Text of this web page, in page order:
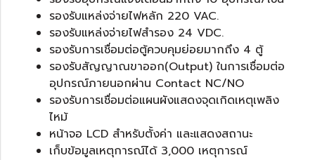
รองรับแหล่งจ่ายไฟหลัก 220 VAC.
รองรับแหล่งจ่ายไฟสำรอง 24 VDC.
รองรับการเชื่อมต่อตู้ควบคุมย่อยมากถึง 4 ตู้
รองรับสัญญาณขาออก(Output) ในการเชื่อมต่อ
อุปกรณ์ภายนอกผ่าน Contact NC/NO
รองรับการเชื่อมต่อแผนผังแสดงจุดเกิดเหตุเพลิง
ไหม้
หน้าจอ LCD สำหรับตั้งค่า และแสดงสถานะ
เก็บข้อมูลเหตุการณ์ได้ 3,000 เหตุการณ์